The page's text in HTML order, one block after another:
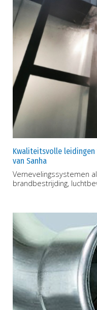
Kwaliteitsvolle
van Sanha
Vernevelingssystemen
brandbestrijding,